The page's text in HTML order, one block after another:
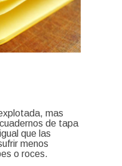
mas
de tapa
que las
menos
o roces.